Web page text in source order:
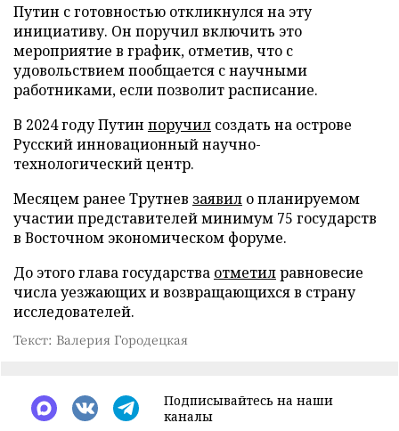
Путин с готовностью откликнулся на эту
инициативу. Он поручил включить это
мероприятие в график, отметив, что с
удовольствием пообщается с научными
работниками, если позволит расписание.
В 2024 году Путин поручил создать на острове
Русский инновационный научно-
технологический центр.
Месяцем ранее Трутнев заявил о планируемом
участии представителей минимум 75 государств
в Восточном экономическом форуме.
До этого глава государства отметилравновесие
числа уезжающих и возвращающихся в страну
исследователей.
Текст: Валерия Городецкая
Подписывайтесь на наши
каналы